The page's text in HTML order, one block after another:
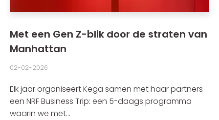
Met een Gen Z-blik door de straten van
Manhattan
02-02-2026
Elk jaar organiseert Kega samen met haar partners
een NRF Business Trip: een 5-daags programma
waarin we met...